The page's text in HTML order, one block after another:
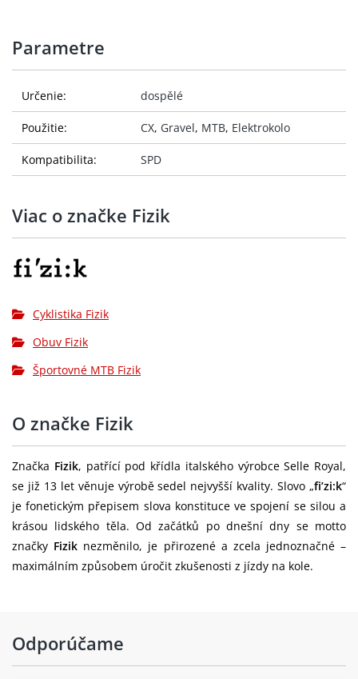
Parametre
Určenie: dospělé
Použitie: CX, Gravel, MTB, Elektrokolo
Kompatibilita: SPD
Viac o značke Fizik
Cyklistika Fizik
Obuv Fizik
Športovné MTB Fizik
O značke Fizik
Značka Fizik, patřící pod křídla italského výrobce Selle Royal,
se již 13 let věnuje výrobě sedel nejvyšší kvality. Slovo „fi’zi:k“
je fonetickým přepisem slova konstituce ve spojení se silou a
krásou lidského těla. Od začátků po dnešní dny se motto
značky Fizik nezměnilo, je přirozené a zcela jednoznačné –
maximálním způsobem úročit zkušenosti z jízdy na kole.
Odporúčame